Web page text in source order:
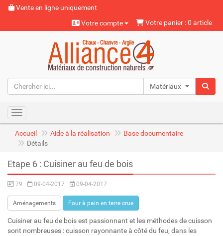
Vente en ligne uniquement
Votre compte
Votre panier : 0 article
Matériaux naturels
Toggle navigation
Accueil Aide à la réalisation
Base documentaire
Détails
Etape 6 : Cuisiner au feu de bois
79 09-04-2017 09-04-2017
Aménagements Four à pain en terre crue
Cuisiner au feu de bois est passionnant et les méthodes de cuisson
sont nombreuses : cuisson rayonnante à côté du feu, dans les